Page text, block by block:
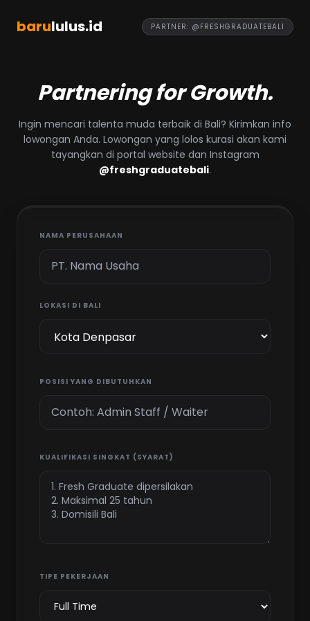
barululus.id PARTNER: @FRESHGRADUATEBALI
Partnering for Growth.
Ingin mencari talenta muda terbaik di Bali? Kirimkan info
lowongan Anda. Lowongan yang lolos kurasi akan kami
tayangkan di portal website dan Instagram
@freshgraduatebali.
NAMA PERUSAHAAN
LOKASI DI BALI
POSISI YANG DIBUTUHKAN
KUALIFIKASI SINGKAT (SYARAT)
TIPE PEKERJAAN